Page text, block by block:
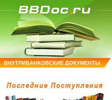
ВНУТРИБАНКОВСКИЕ ДОКУМЕНТЫ